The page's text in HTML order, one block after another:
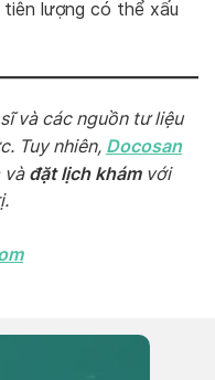
lượng có thể xấu
và các nguồn tư liệu
Tuy nhiên, Docosan
và đặt lịch khámvới